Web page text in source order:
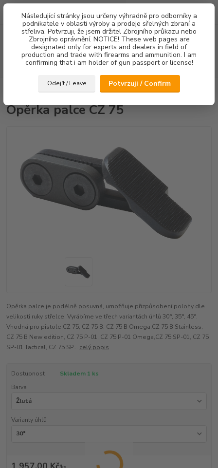
Následující stránky jsou určeny výhradně pro odborníky a
podnikatele v oblasti výroby a prodeje sřelných zbraní a
střeliva. Potvrzuji, že jsem držitel Zbrojního průkazu nebo
Zbrojního oprávnění. NOTICE! These web pages are
designated only for experts and dealers in field of
production and trade with firearms and ammunition. I am
confirming that i am holder of gun passport or license!
Odejít / Leave Potvrzuji / Confirm
Menu
Hledat
za0,00 Kč
Ostatní doplňky Opěrka palce CZ 75
Opěrka palce CZ 75
Opěrka palce je podélně posuvná, umožňuje přizpůsobení polohy dle
velikosti ruky střelce. Vyrábíme ve třech variantách úhlů 30°, 35°, 45°.
Vhodná pro pistole:CZ 75, CZ 75 B, CZ 75 B Omega,CZ 75 B Stainless,
CZ 75 B New edition, CZ 75 P-01, CZ 75 P-01 Omega,CZ 75 SP-01, CZ 75
SP-01 Tactical, CZ 75 SP... celý popis
Dostupnost
Skladem 1 ks
Barva
Varianty úhlů